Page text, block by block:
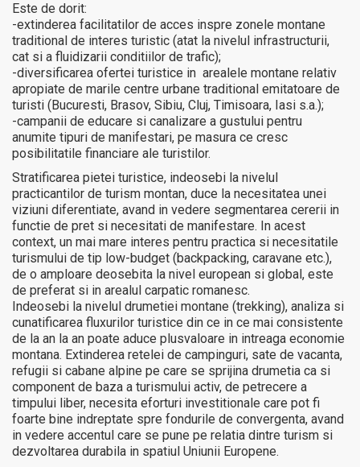
Este de dorit:
-extinderea facilitatilor de acces inspre zonele montane
traditional de interes turistic (atat la nivelul infrastructurii,
cat si a fluidizarii conditiilor de trafic);
-diversificarea ofertei turistice in arealele montane relativ
apropiate de marile centre urbane traditional emitatoare de
turisti (Bucuresti, Brasov, Sibiu, Cluj, Timisoara, Iasi s.a.);
-campanii de educare si canalizare a gustului pentru
anumite tipuri de manifestari, pe masura ce cresc
posibilitatile financiare ale turistilor.
Stratificarea pietei turistice, indeosebi la nivelul
practicantilor de turism montan, duce la necesitatea unei
viziuni diferentiate, avand in vedere segmentarea cererii in
functie de pret si necesitati de manifestare. In acest
context, un mai mare interes pentru practica si necesitatile
turismului de tip low-budget (backpacking, caravane etc.),
de o amploare deosebita la nivel european si global, este
de preferat si in arealul carpatic romanesc.
Indeosebi la nivelul drumetiei montane (trekking), analiza si
cunatificarea fluxurilor turistice din ce in ce mai consistente
de la an la an poate aduce plusvaloare in intreaga economie
montana. Extinderea retelei de campinguri, sate de vacanta,
refugii si cabane alpine pe care se sprijina drumetia ca si
component de baza a turismului activ, de petrecere a
timpului liber, necesita eforturi investitionale care pot fi
foarte bine indreptate spre fondurile de convergenta, avand
in vedere accentul care se pune pe relatia dintre turism si
dezvoltarea durabila in spatiul Uniunii Europene.